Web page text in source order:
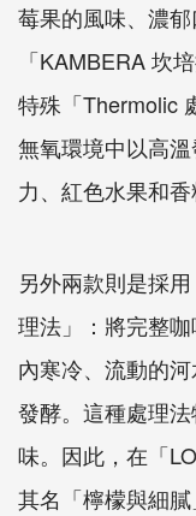
莓果的風味、濃
「KAMBERA 坎
特殊「Thermolic
無氧環境中以高
力、紅色水果和香
另外兩款則是採
理法」：將完整
內寒冷、流動的
發酵。這種處理
味。因此，在「
其名「檸檬與細